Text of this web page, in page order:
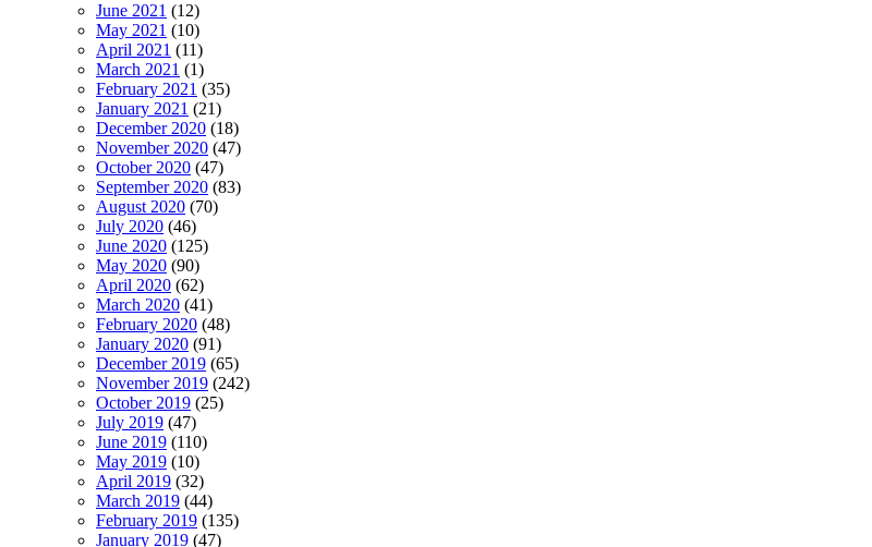
June 2021 (12)
May 2021 (10)
April 2021 (11)
March 2021 (1)
February 2021 (35)
January 2021 (21)
December 2020 (18)
November 2020 (47)
October 2020 (47)
September 2020 (83)
August 2020 (70)
July 2020 (46)
June 2020 (125)
May 2020 (90)
April 2020 (62)
March 2020 (41)
February 2020 (48)
January 2020 (91)
December 2019 (65)
November 2019 (242)
October 2019 (25)
July 2019 (47)
June 2019 (110)
May 2019 (10)
April 2019 (32)
March 2019 (44)
February 2019 (135)
January 2019 (47)